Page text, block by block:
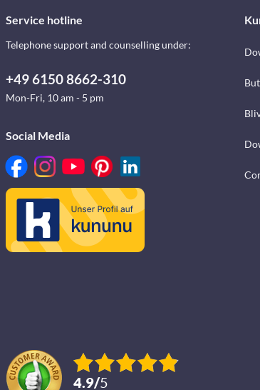
Service hotline
Telephone support and counselling under:
+49 6150 8662-310
Mon-Fri, 10 am - 5 pm
Social Media
4.9/5